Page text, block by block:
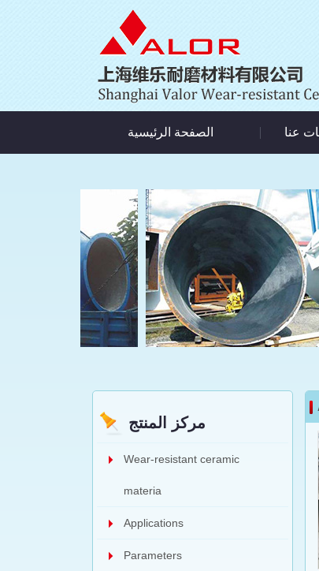
الصفحة الرئيسية عنا
مركز المنتج
Wear-resistant ceramic
materia
Applications
Parameters